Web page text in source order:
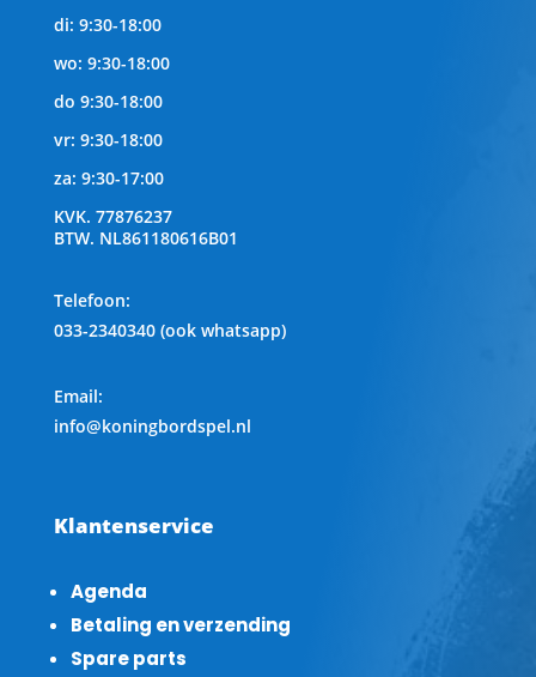
di: 9:30-18:00
wo: 9:30-18:00
do 9:30-18:00
vr: 9:30-18:00
za: 9:30-17:00
KVK. 77876237
BTW. NL861180616B01
Telefoon:
033-2340340 (ook whatsapp)
Email:
info@koningbordspel.nl
Klantenservice
Agenda
Betaling en verzending
Spare parts